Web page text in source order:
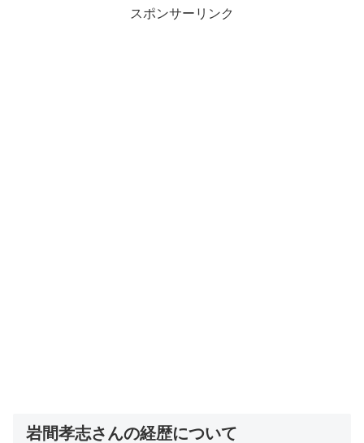
スポンサーリンク
岩間孝志さんの経歴について